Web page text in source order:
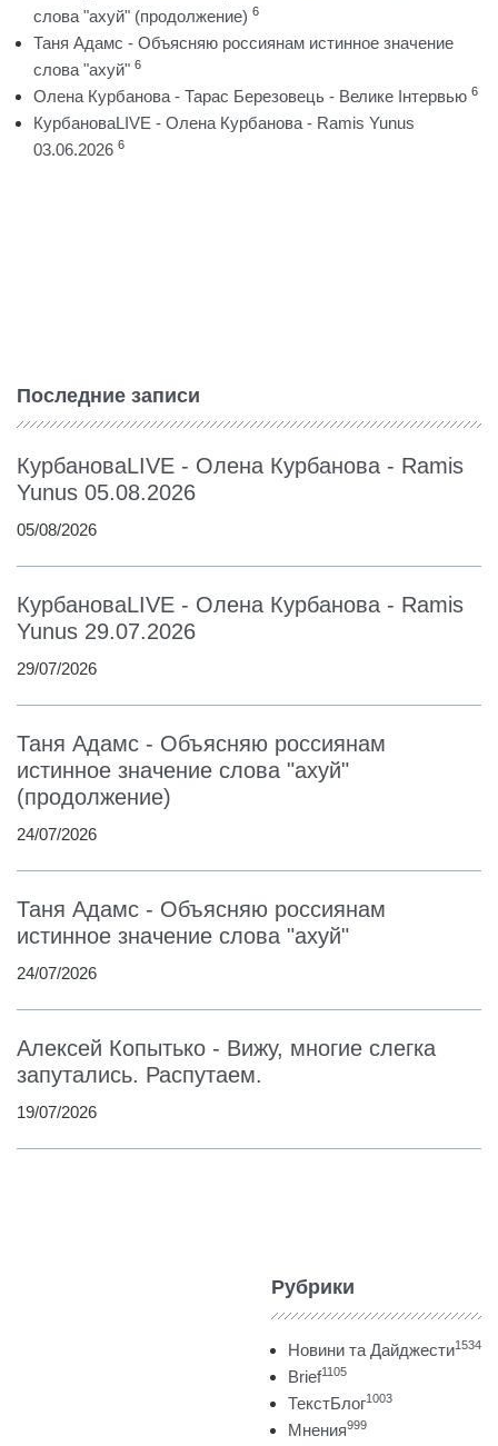
слова "ахуй" (продолжение) 6
Таня Адамс - Объясняю россиянам истинное значение
слова "ахуй" 6
Олена Курбанова - Тарас Березовець - Велике Інтервью 6
КурбановаLIVE - Олена Курбанова - Ramis Yunus
03.06.2026 6
Последние записи
КурбановаLIVE - Олена Курбанова - Ramis
Yunus 05.08.2026
05/08/2026
КурбановаLIVE - Олена Курбанова - Ramis
Yunus 29.07.2026
29/07/2026
Таня Адамс - Объясняю россиянам
истинное значение слова "ахуй"
(продолжение)
24/07/2026
Таня Адамс - Объясняю россиянам
истинное значение слова "ахуй"
24/07/2026
Алексей Копытько - Вижу, многие слегка
запутались. Распутаем.
19/07/2026
Рубрики
Новини та Дайджести1534
Brief1105
ТекстБлог1003
Мнения999